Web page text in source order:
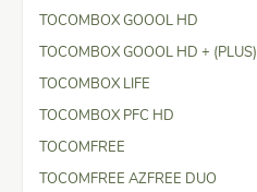
TOCOMBOX GOOOL HD
TOCOMBOX GOOOL HD + (PLUS)
TOCOMBOX LIFE
TOCOMBOX PFC HD
TOCOMFREE
TOCOMFREE AZFREE DUO